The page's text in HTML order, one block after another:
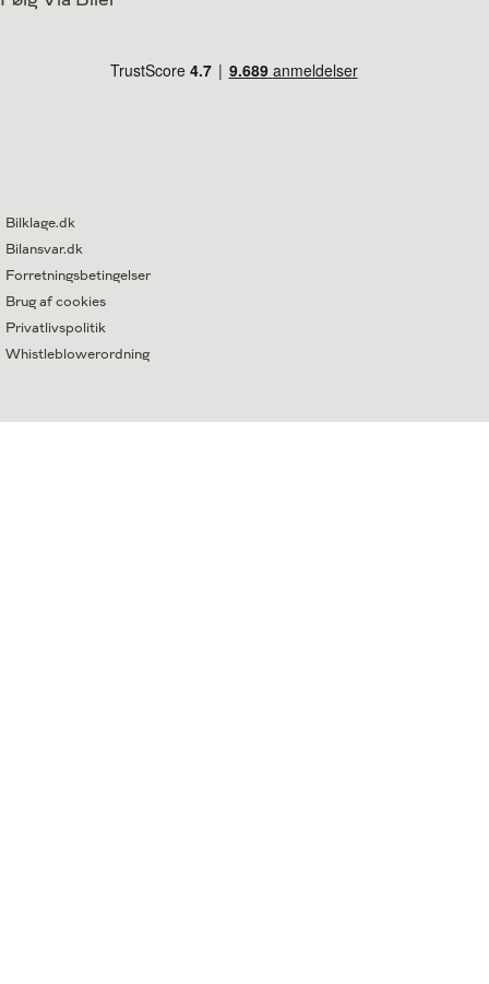
Bilklage.dk
Bilansvar.dk
Forretningsbetingelser
Brug af cookies
Privatlivspolitik
Whistleblowerordning